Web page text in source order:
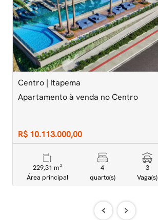
Previous
Centro | Itapema
Apartamento à venda no Centro
R$ 10.113.000,00
229,31 m²
Área principal
4
quarto(s)
3
Vaga(s)
‹ ›